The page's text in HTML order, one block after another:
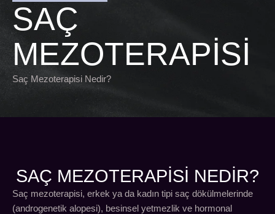
SAÇ
MEZOTERAPISI
Saç Mezoterapisi Nedir?
SAÇ MEZOTERAPISI NEDİR?
Saç mezoterapisi, erkek ya da kadın tipi saç dökülmelerinde
(androgenetik alopesi), besinsel yetmezlik ve hormonal